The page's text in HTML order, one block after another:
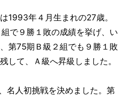
1993年４月生まれの27歳。
で９勝１敗の成績を挙げ、い
第75期Ｂ級２組でも９勝１敗
して、Ａ級へ昇級しました。
名人初挑戦を決めました。第